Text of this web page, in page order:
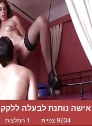
אישה נותנת לבעלה
9234 צפיות | 1 המלצות